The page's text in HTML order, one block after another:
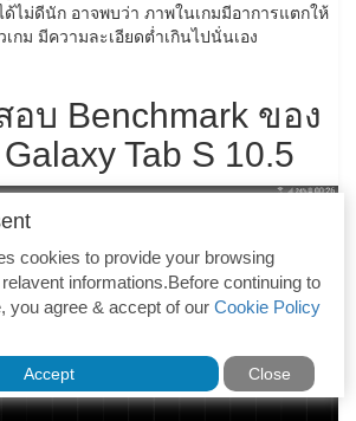
ไม่ดีนัก อาจพบว่า ภาพในเกมมีอาการแตกให้
กม มีความละเอียดต่ำเกินไปนั่นเอง
บ Benchmark ของ
Tab S 10.5
cookies to provide your browsing
informations.Before continuing to
you agree & accept of our Cookie Policy
Accept Close